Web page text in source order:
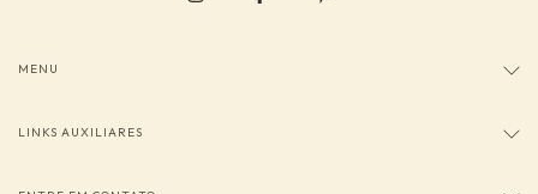
MENU
LINKS AUXILIARES